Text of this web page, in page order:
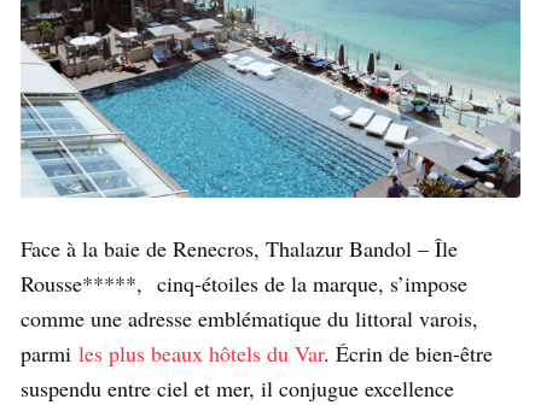
Face à la baie de Renecros, Thalazur Bandol – Île
Rousse*****, cinq-étoiles de la marque, s’impose
comme une adresse emblématique du littoral varois,
parmi les plus beaux hôtels du Var. Écrin de bien-être
suspendu entre ciel et mer, il conjugue excellence